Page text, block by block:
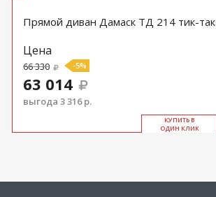
Прямой диван Дамаск ТД 214 тик-так
Цена
66 330 -5%
63 014
выгода 3 316 р.
КУ­ПИТЬ В
ОДИН КЛИК